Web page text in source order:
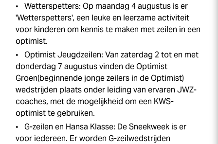
Wetterspetters: Op maandag 4 augustus is er
'Wetterspetters', een leuke en leerzame activiteit
voor kinderen om kennis te maken met zeilen in een
optimist.
Optimist Jeugdzeilen: Van zaterdag 2 tot en met
donderdag 7 augustus vinden de Optimist
Groen(beginnende jonge zeilers in de Optimist)
wedstrijden plaats onder leiding van ervaren JWZ-
coaches, met de mogelijkheid om een KWS-
optimist te gebruiken.
G-zeilen en Hansa Klasse: DeSneekweek is er
voor iedereen. Er worden G-zeilwedstrijden